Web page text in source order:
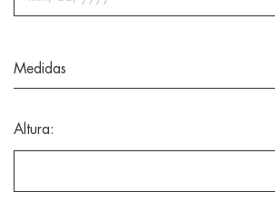
DD
slash
Medidas
Altura: